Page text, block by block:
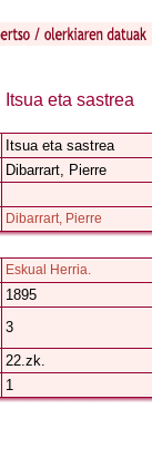
Itsua eta sastrea
Itsua eta sastrea
Dibarrart, Pierre
Dibarrart, Pierre
Eskual Herria.
1895
3
22.zk.
1